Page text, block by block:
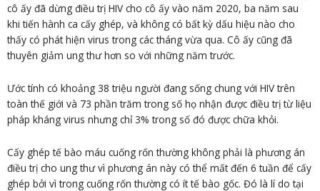
cô ấy đã dừng điều trị HIV cho cô ấy vào năm 2020, ba năm sau
khi tiến hành ca cấy ghép, và không có bất kỳ dấu hiệu nào cho
thấy có phát hiện virus trong các tháng vừa qua. Cô ấy cũng đã
thuyên giảm ung thư hơn so với những năm trước.
Ước tính có khoảng 38 triệu người đang sống chung với HIV trên
toàn thế giới và 73 phần trăm trong số họ nhận được điều trị từ liệu
pháp kháng virus nhưng chỉ 3% trong số đó được chữa khỏi.
Cấy ghép tế bào máu cuống rốn thường không phải là phương án
điều trị cho ung thư vì phương án này có thể mất đến 6 tuần để cấy
ghép bởi vì trong cuống rốn thường có ít tế bào gốc. Đó là lí do tại